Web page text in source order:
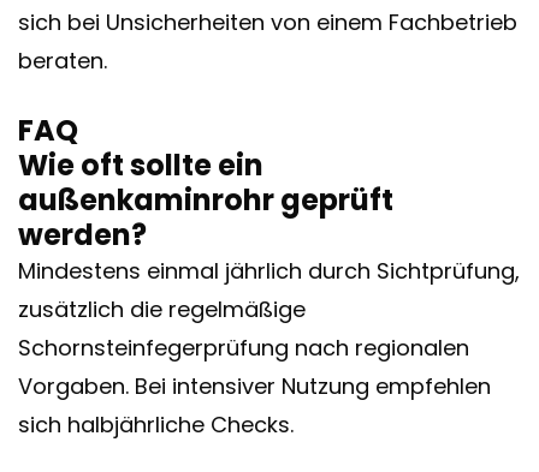
sich bei Unsicherheiten von einem Fachbetrieb
beraten.
FAQ
Wie oft sollte ein
außenkaminrohr geprüft
werden?
Mindestens einmal jährlich durch Sichtprüfung,
zusätzlich die regelmäßige
Schornsteinfegerprüfung nach regionalen
Vorgaben. Bei intensiver Nutzung empfehlen
sich halbjährliche Checks.